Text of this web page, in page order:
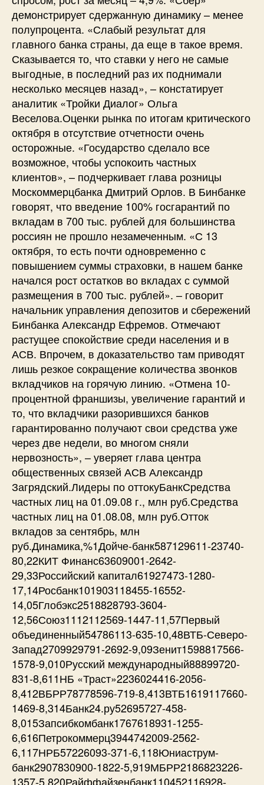
демонстрирует сдержанную динамику – менее
полупроцента. «Слабый результат для
главного банка страны, да еще в такое время.
Сказывается то, что ставки у него не самые
выгодные, в последний раз их поднимали
несколько месяцев назад», – констатирует
аналитик «Тройки Диалог» Ольга
Веселова.Оценки рынка по итогам критического
октября в отсутствие отчетности очень
осторожные. «Государство сделало все
возможное, чтобы успокоить частных
клиентов», – подчеркивает глава розницы
Москоммерцбанка Дмитрий Орлов. В Бинбанке
говорят, что введение 100% госгарантий по
вкладам в 700 тыс. рублей для большинства
россиян не прошло незамеченным. «С 13
октября, то есть почти одновременно с
повышением суммы страховки, в нашем банке
начался рост остатков во вкладах с суммой
размещения в 700 тыс. рублей». – говорит
начальник управления депозитов и сбережений
Бинбанка Александр Ефремов. Отмечают
растущее спокойствие среди населения и в
АСВ. Впрочем, в доказательство там приводят
лишь резкое сокращение количества звонков
вкладчиков на горячую линию. «Отмена 10-
процентной франшизы, увеличение гарантий и
то, что вкладчики разорившихся банков
гарантированно получают свои средства уже
через две недели, во многом сняли
нервозность», – уверяет глава центра
общественных связей АСВ Александр
Загрядский.Лидеры по оттокуБанкСредства
частных лиц на 01.09.08 г., млн руб.Средства
частных лиц на 01.08.08, млн руб.Отток
вкладов за сентябрь, млн
руб.Динамика,%1Дойче-банк587129611-23740-
80,22КИТ Финанс63609001-2642-
29,33Российский капитал61927473-1280-
17,14Росбанк101903118455-16552-
14,05Глобэкс2518828793-3604-
12,56Союз1112112569-1447-11,57Первый
объединенный54786113-635-10,48ВТБ-Северо-
Запад2709929791-2692-9,09Зенит1598817566-
1578-9,010Русский международный88899720-
831-8,611НБ «Траст»2236024416-2056-
8,412ВБРР78778596-719-8,413ВТБ1619117660-
1469-8,314Банк24.ру52695727-458-
8,015Запсибкомбанк1767618931-1255-
6,616Петрокоммерц3944742009-2562-
6,117НРБ57226093-371-6,118Юниаструм-
банк2907830900-1822-5,919МБРР2186823226-
1357-5,820Райффайзенбанк110452116928-